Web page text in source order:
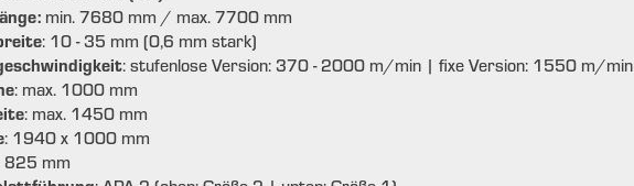
min. 7680 mm / max. 7700 mm
: 10 - 35 mm (0,6 mm stark)
: stufenlose Version: 370 - 2000 m/min | fixe Version: 1550 m/min
: max. 1000 mm
: max. 1450 mm
: 1940 x 1000 mm
825 mm